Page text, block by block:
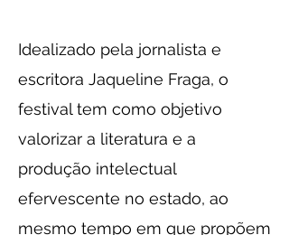
​Idealizado pela jornalista e
escritora Jaqueline Fraga, o
festival tem como objetivo
valorizar a literatura e a
produção intelectual
efervescente no estado, ao
mesmo tempo em que propõem